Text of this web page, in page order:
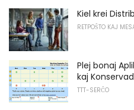
Kiel krei
RETPOŜTO KAJ
Plej bonaj
kaj
TTT-SERĈO